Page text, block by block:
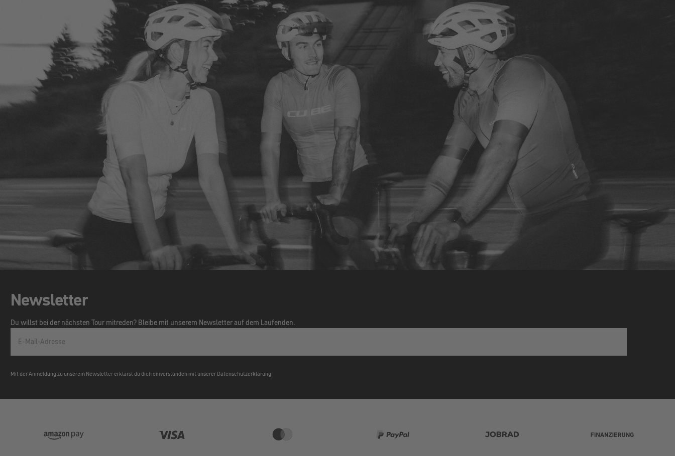
Newsletter
Du willst bei der nächsten Tour mitreden? Bleibe mit unserem Newsletter auf dem Laufenden.
E-Mail-Adresse
Mit der Anmeldung zu unserem Newsletter erklärst du dich einverstanden mit unserer Datenschutzerklärung